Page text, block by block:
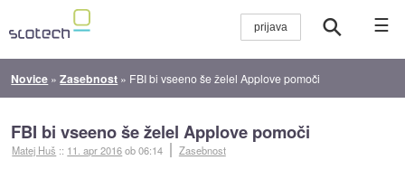
☰
Novice »Zasebnost » FBI bi vseeno še želel Applove pomoči
FBI bi vseeno še želel Applove pomoči
Matej Huš :: 11. apr 2016ob 06:14 Zasebnost